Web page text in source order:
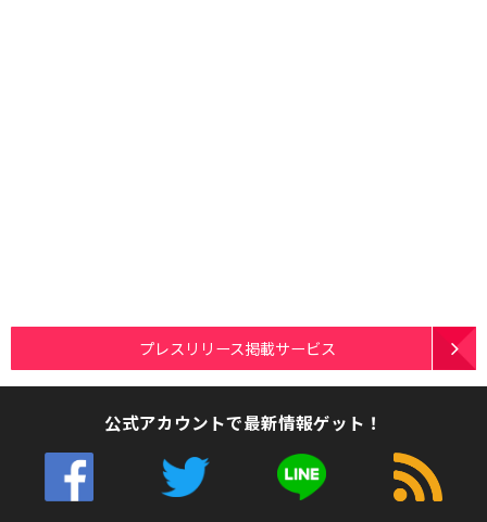
プレスリリース掲載サービス
公式アカウントで最新情報ゲット！